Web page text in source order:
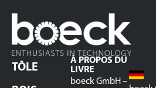
TÔLE
À PROPOS DU
LIVRE
boeck GmbH –